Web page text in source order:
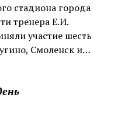
стадиона города
тренера Е.И.
участие шесть
Смоленск и…